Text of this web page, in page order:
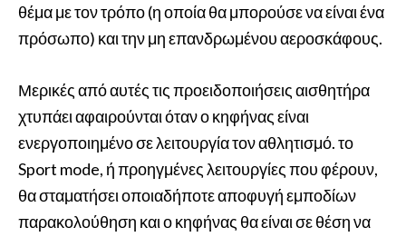
θέμα με τον τρόπο (η οποία θα μπορούσε να είναι ένα
πρόσωπο) και την μη επανδρωμένου αεροσκάφους.
Μερικές από αυτές τις προειδοποιήσεις αισθητήρα
χτυπάει αφαιρούνται όταν ο κηφήνας είναι
ενεργοποιημένο σε λειτουργία τον αθλητισμό. το
Sport mode, ή προηγμένες λειτουργίες που φέρουν,
θα σταματήσει οποιαδήποτε αποφυγή εμποδίων
παρακολούθηση και ο κηφήνας θα είναι σε θέση να